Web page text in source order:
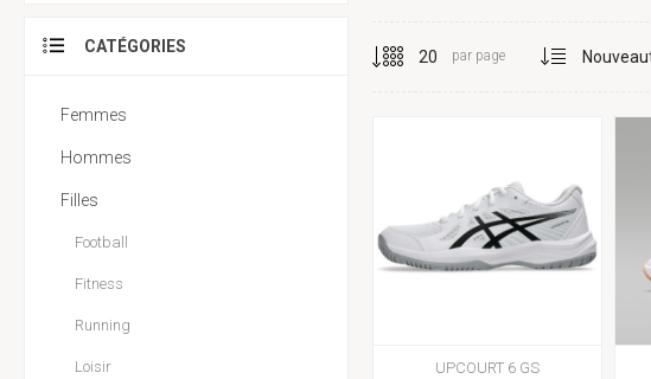
par page
UPCOURT 6 GS
CATÉGORIES
Femmes
Hommes
Filles
Football
Fitness
Running
Loisir